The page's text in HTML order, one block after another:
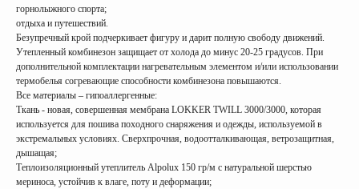
горнолыжного спорта;
отдыха и путешествий.
Безупречный крой подчеркивает фигуру и дарит полную свободу движений.
Утепленный комбинезон защищает от холода до минус 20-25 градусов. При
дополнительной комплектации нагревательным элементом и/или использовании
термобелья согревающие способности комбинезона повышаются.
Все материалы – гипоаллергенные:
Ткань - новая, совершенная мембрана LOKKER TWILL 3000/3000, которая
используется для пошива походного снаряжения и одежды, используемой в
экстремальных условиях. Сверхпрочная, водоотталкивающая, ветрозащитная,
дышащая;
Теплоизоляционный утеплитель Alpolux 150 гр/м с натуральной шерстью
мериноса, устойчив к влаге, поту и деформации;